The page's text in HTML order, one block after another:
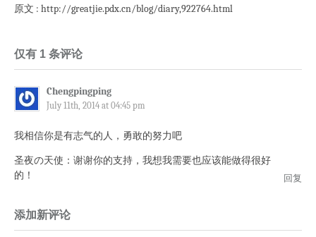
原文 : http://greatjie.pdx.cn/blog/diary,922764.html
仅有 1 条评论
Chengpingping
July 11th, 2014 at 04:45 pm
我相信你是有志气的人，勇敢的努力吧
圣夜の天使：谢谢你的支持，我想我需要也应该能做得很好
的！
回复
添加新评论